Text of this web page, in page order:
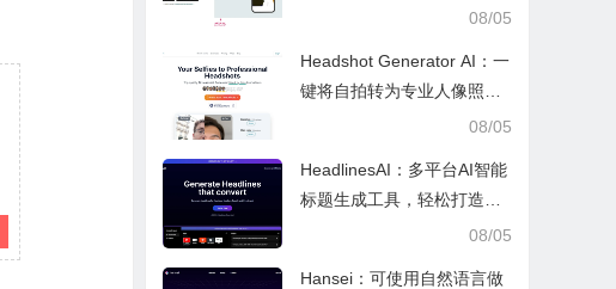
08/05
Headshot Generator AI：一
键将自拍转为专业人像照，
08/05
HeadlinesAI：多平台AI智能
标题生成工具，轻松打造高
08/05
Hansei：可使用自然语言做